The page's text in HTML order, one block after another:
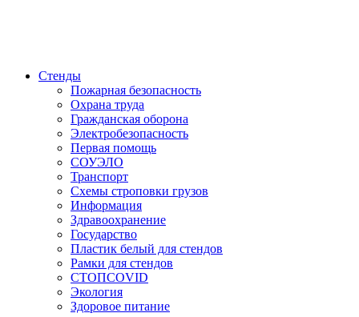
Стенды
Пожарная безопасность
Охрана труда
Гражданская оборона
Электробезопасность
Первая помощь
СОУЭЛО
Транспорт
Схемы строповки грузов
Информация
Здравоохранение
Государство
Пластик белый для стендов
Рамки для стендов
СТОПCOVID
Экология
Здоровое питание